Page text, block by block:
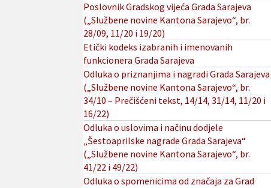
Poslovnik Gradskog vijeća Grada Sarajeva
(„Službene novine Kantona Sarajevo“, br.
28/09, 11/20 i 19/20)
Etički kodeks izabranih i imenovanih
funkcionera Grada Sarajeva
Odluka o priznanjima i nagradi Grada Sarajeva
(„Službene novine Kantona Sarajevo“, br.
34/10 – Prečišćeni tekst, 14/14, 31/14, 11/20 i
16/22)
Odluka o uslovima i načinu dodjele
„Šestoaprilske nagrade Grada Sarajeva“
(„Službene novine Kantona Sarajevo“, br.
41/22 i 49/22)
Odluka o spomenicima od značaja za Grad